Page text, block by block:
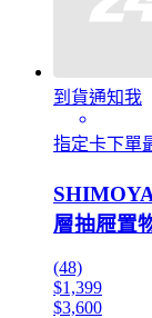
到貨通知我
指定卡下單
層抽屜置
(48)
$1,399
$3,600